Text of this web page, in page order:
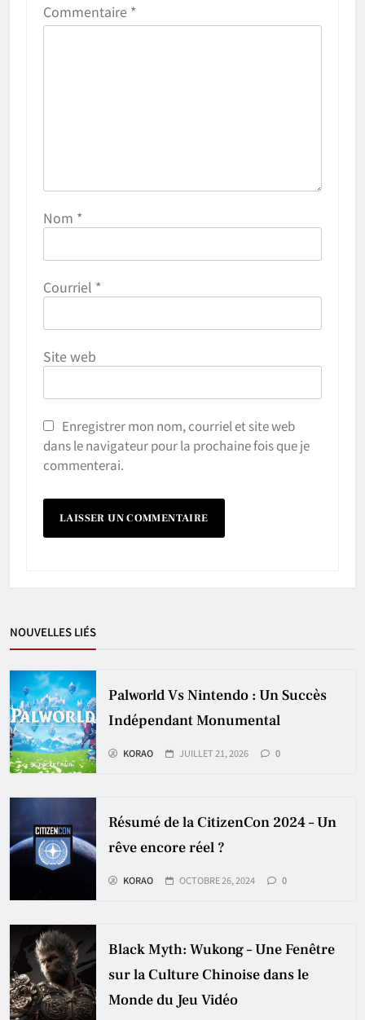
Commentaire *
Nom *
Courriel *
Site web
Enregistrer mon nom, courriel et site web
dans le navigateur pour la prochaine fois que je
commenterai.
NOUVELLES LIÉS
Palworld Vs Nintendo : Un Succès
Indépendant Monumental
KORAO JUILLET 21, 2026 0
Résumé de la CitizenCon 2024 – Un
rêve encore réel ?
KORAO OCTOBRE 26, 2024 0
Black Myth: Wukong – Une Fenêtre
sur la Culture Chinoise dans le
Monde du Jeu Vidéo